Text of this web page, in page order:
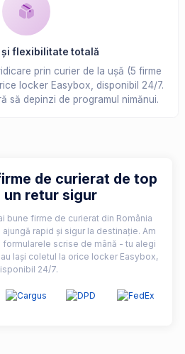
și flexibilitate totală
prin curier de la ușă (5 firme
locker Easybox, disponibil 24/7.
să depinzi de programul nimănui.
de curierat de top
un retur sigur
bune firme de curierat din România
rapid și sigur la destinație. Am
scrise de mână - tu alegi
lași coletul la orice locker Easybox,
24/7.